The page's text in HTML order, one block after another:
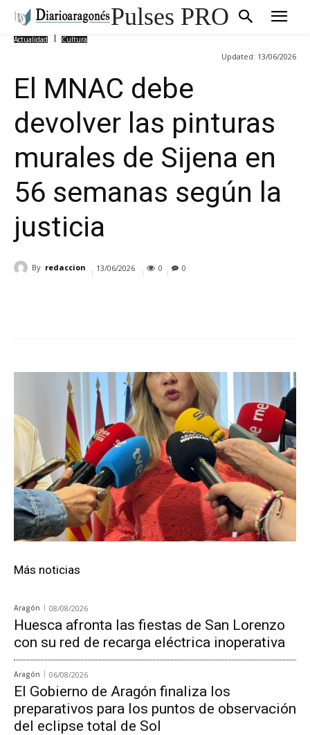
Pulses PRO
Actualidad Cultura
Updated: 13/06/2026
El MNAC debe
devolver las pinturas
murales de Sijena en
56 semanas según la
justicia
By redaccion 13/06/2026 0 0
Más noticias
Aragón 08/08/2026
Huesca afronta las fiestas de San Lorenzo
con su red de recarga eléctrica inoperativa
Aragón 06/08/2026
El Gobierno de Aragón finaliza los
preparativos para los puntos de observación
del eclipse total de Sol